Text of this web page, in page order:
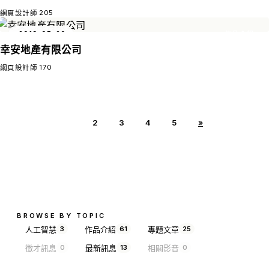
網頁設計師 205
2019-07-20
幸安地產有限公司
網頁設計師 170
2 3 4 5 »
BROWSE BY TOPIC
人工智慧 3 作品介紹 61 專題文章 25
徵才訊息 0 最新訊息 13 相關影音 0